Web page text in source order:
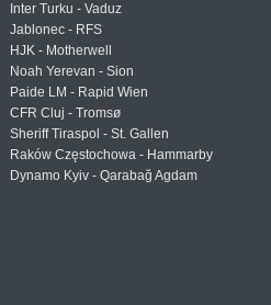
Inter Turku - Vaduz
Jablonec - RFS
HJK - Motherwell
Noah Yerevan - Sion
Paide LM - Rapid Wien
CFR Cluj - Tromsø
Sheriff Tiraspol - St. Gallen
Raków Częstochowa - Hammarby
Dynamo Kyiv - Qarabağ Agdam